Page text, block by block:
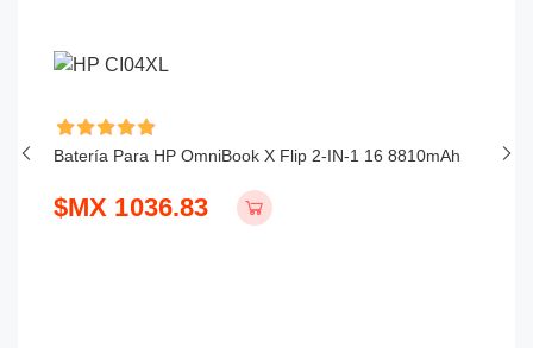
Batería Para HP OmniBook X Flip 2-IN-1 16 8810mAh
$MX 1036.83